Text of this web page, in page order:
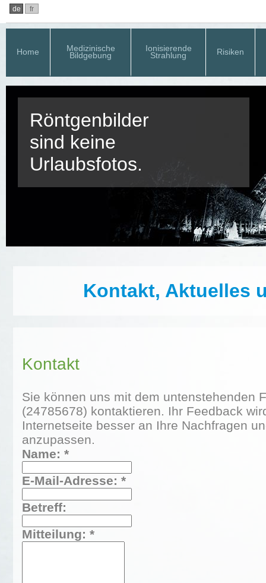
de fr
Home Medizinische
Bildgebung
Ionisierende
Strahlung Risiken
Röntgenbilder
sind keine
Urlaubsfotos.
Kontakt, Aktuelles
Kontakt
Sie können uns mit dem untenstehenden
(24785678) kontaktieren. Ihr Feedback
Internetseite besser an Ihre Nachfragen
anzupassen.
Name: *
E-Mail-Adresse: *
Betreff:
Mitteilung: *